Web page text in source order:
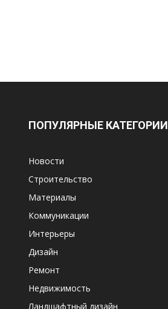
ПОПУЛЯРНЫЕ КАТЕГОРИИ
Новости
Строительство
Материалы
Коммуникации
Интерьеры
Дизайн
Ремонт
Недвижимость
Ландшафтный дизайн